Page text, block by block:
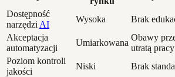
Dostępność
narzędzi AI
Wysoka Brak
Akceptacja
automatyzacji
Umiarkowana
Obawy
utratą pracy
Poziom kontroli
jakości
Niski Brak